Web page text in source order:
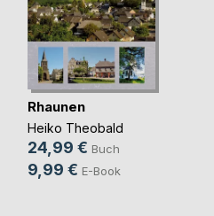
Rhaunen
Heiko Theobald
24,99 € Buch
9,99 € E-Book